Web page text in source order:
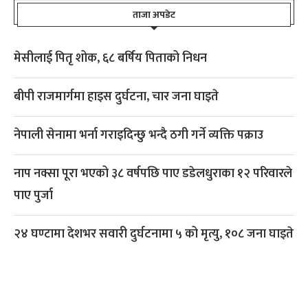
ताजा अपडेट
मेसीलाई पितृ शोक, ६८ बर्षिय पिताको निधन
बीपी राजमार्गमा हाइस दुर्घटना, चार जना घाइते
नेपाली सेनामा भर्ना गराइदिन्छु भन्दै ठगी गर्ने व्यक्ति पक्राउ
नाप नक्सा पूरा भएको ३८ वर्षपछि पाए डडेलधुराका १२ परिवारले
पाए पुर्जा
२४ घण्टामा देशभर सवारी दुर्घटनामा ५ को मृत्यु, १०८ जना घाइते